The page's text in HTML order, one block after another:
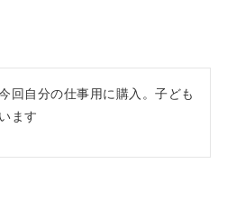
回自分の仕事用に購入。子ども
ます